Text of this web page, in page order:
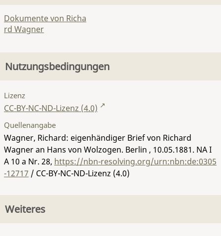
Dokumente von Richa
rd Wagner
Nutzungsbedingungen
Lizenz
CC-BY-NC-ND-Lizenz (4.0)
Quellenangabe
Wagner, Richard: eigenhändiger Brief von Richard
Wagner an Hans von Wolzogen. Berlin , 10.05.1881. NA I
A 10 a Nr. 28, https://nbn-resolving.org/urn:nbn:de:0305
-12717 / CC-BY-NC-ND-Lizenz (4.0)
Weiteres